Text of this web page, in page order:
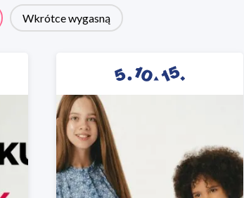
Wkrótce wygasną